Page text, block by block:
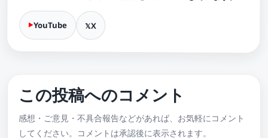
YouTube X
この投稿へのコメント
感想・ご意見・不具合報告などがあれば、お気軽にコメント
してください。コメントは承認後に表示されます。